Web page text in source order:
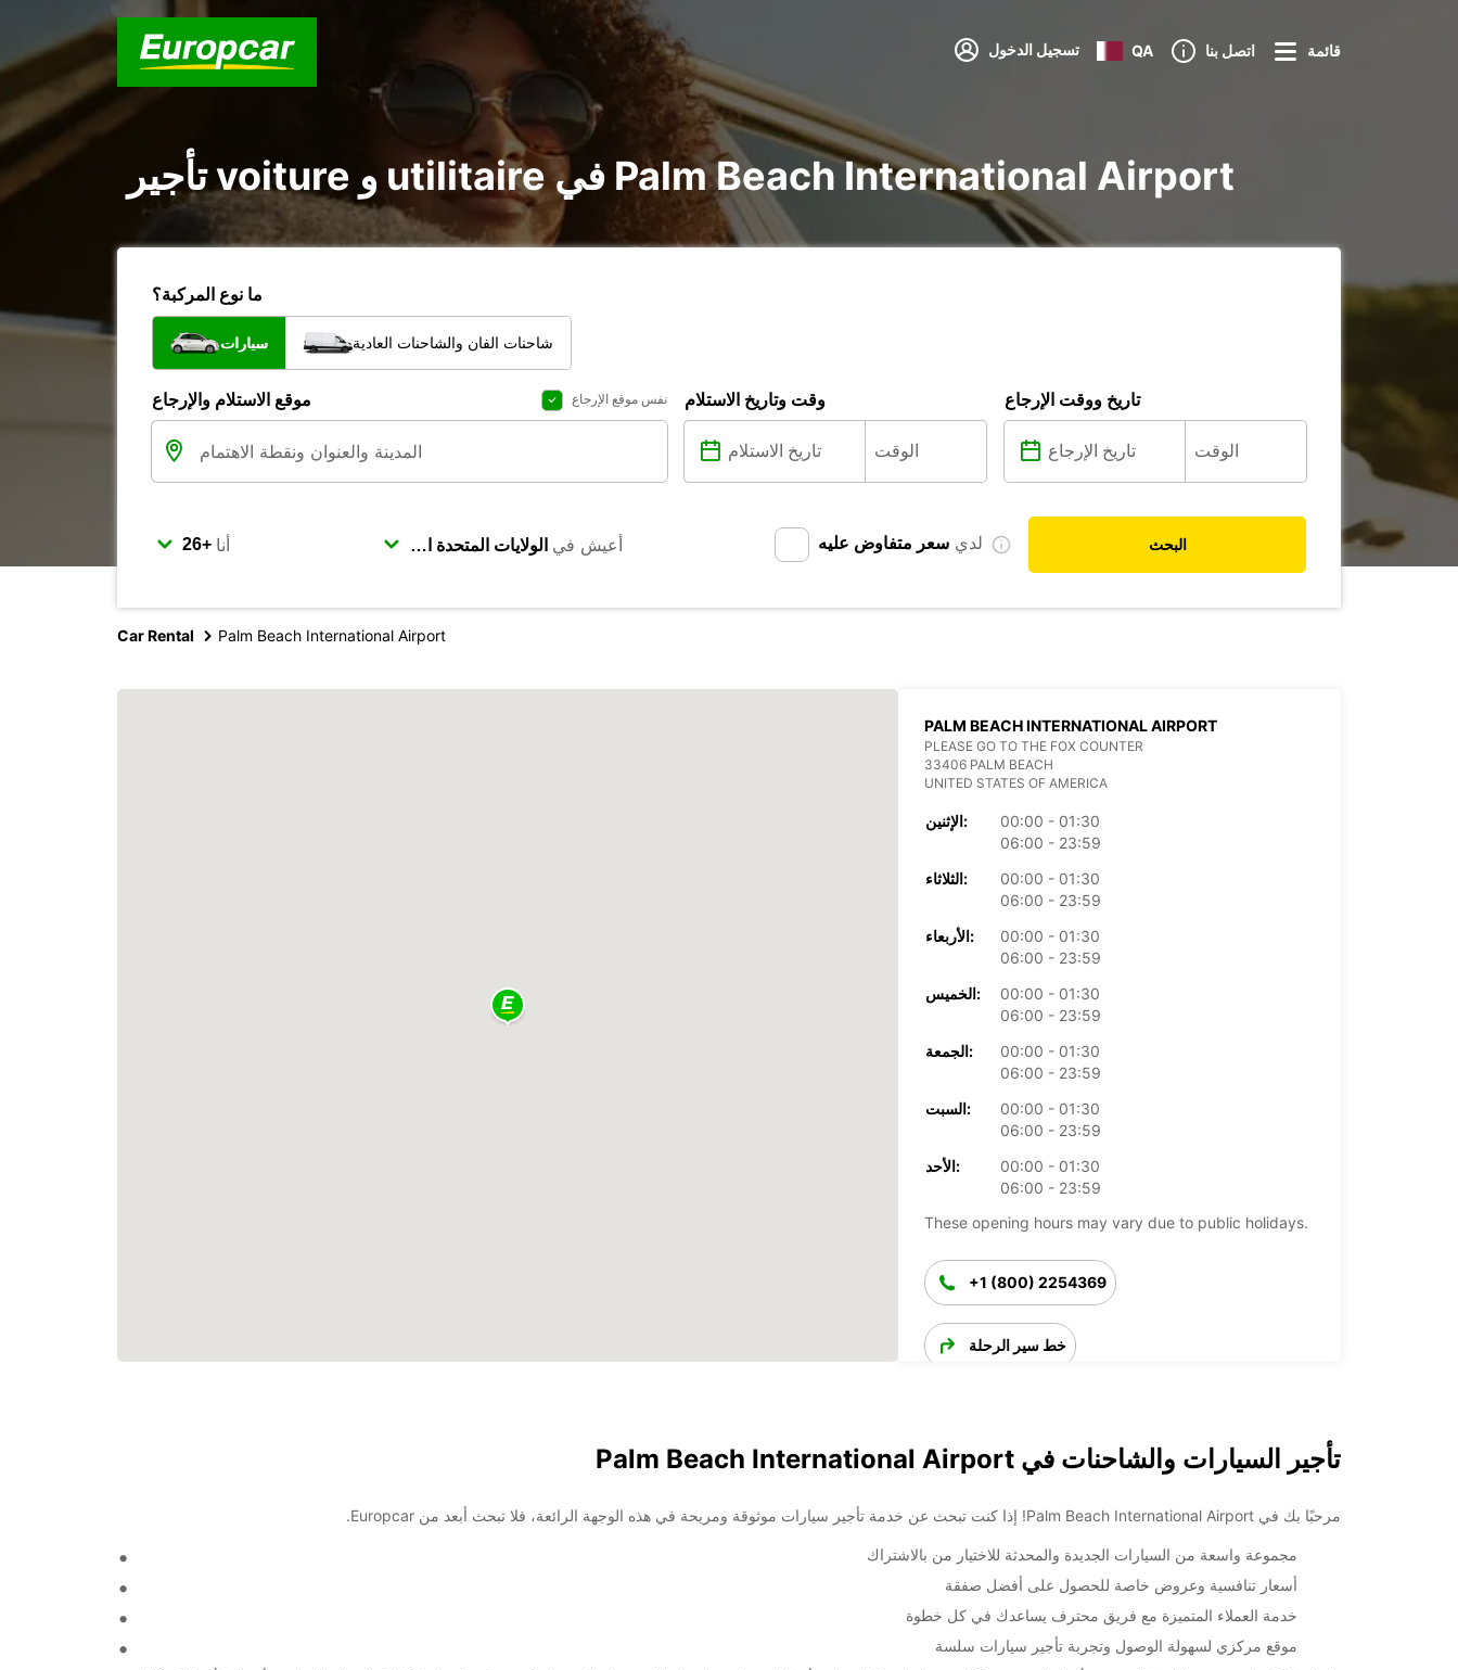
تسجيل الدخول QA اتصل بنا قائمة
تأجير voiture و utilitaire في Palm Beach International Airport
ما نوع المركبة؟
سيارات شاحنات الفان والشاحنات العادية
موقع الاستلام والإرجاع نفس موقع الإرجاع وقت وتاريخ الاستلام تاريخ ووقت الإرجاع
أنا أعيش في لدي سعر متفاوض عليه البحث
Car Rental Palm Beach International Airport
PALM BEACH INTERNATIONAL AIRPORT
PLEASE GO TO THE FOX COUNTER
33406 PALM BEACH
UNITED STATES OF AMERICA
الإثنين:
00:00 - 01:30
06:00 - 23:59
الثلاثاء:
00:00 - 01:30
06:00 - 23:59
الأربعاء:
00:00 - 01:30
06:00 - 23:59
الخميس:
00:00 - 01:30
06:00 - 23:59
الجمعة:
00:00 - 01:30
06:00 - 23:59
السبت:
00:00 - 01:30
06:00 - 23:59
الأحد:
00:00 - 01:30
06:00 - 23:59
These opening hours may vary due to public holidays.
+1 (800) 2254369
خط سير الرحلة
تأجير السيارات والشاحنات في Palm Beach International Airport
مرحبًا بك في Palm Beach International Airport! إذا كنت تبحث عن خدمة تأجير سيارات موثوقة ومريحة في هذه الوجهة الرائعة، فلا تبحث أبعد من Europcar.
مجموعة واسعة من السيارات الجديدة والمحدثة للاختيار من بالاشتراك
أسعار تنافسية وعروض خاصة للحصول على أفضل صفقة
خدمة العملاء المتميزة مع فريق محترف يساعدك في كل خطوة
موقع مركزي لسهولة الوصول وتجربة تأجير سيارات سلسة